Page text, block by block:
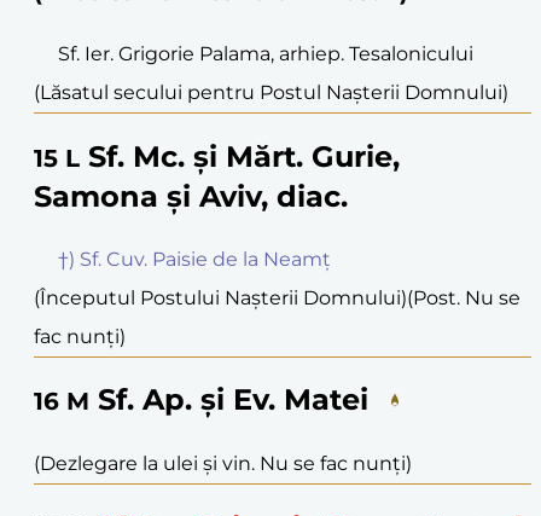
Sf. Ier. Grigorie Palama, arhiep. Tesalonicului
(Lăsatul secului pentru Postul Nașterii Domnului)
15 L Sf. Mc. și Mărt. Gurie,
Samona și Aviv, diac.
†) Sf. Cuv. Paisie de la Neamț
(Începutul Postului Nașterii Domnului)(Post. Nu se
fac nunți)
16 M Sf. Ap. și Ev. Matei
(Dezlegare la ulei și vin. Nu se fac nunți)